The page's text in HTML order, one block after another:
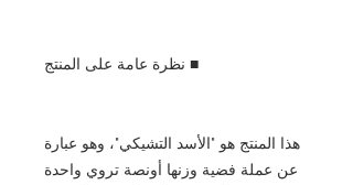
■ نظرة عامة على المنتج
هذا المنتج هو "الأسد التشيكي"، وهو عبارة
عن عملة فضية وزنها أونصة تروي واحدة